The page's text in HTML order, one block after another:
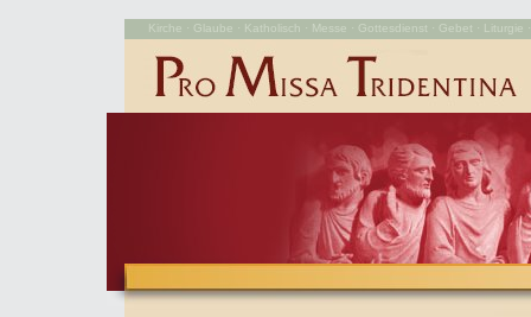
Kirche · Glaube · Katholisch · Messe · Gottesdienst · Gebet ·